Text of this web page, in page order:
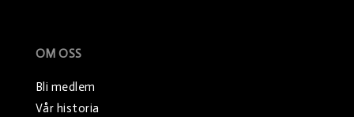
OM OSS
Bli medlem
Vår historia